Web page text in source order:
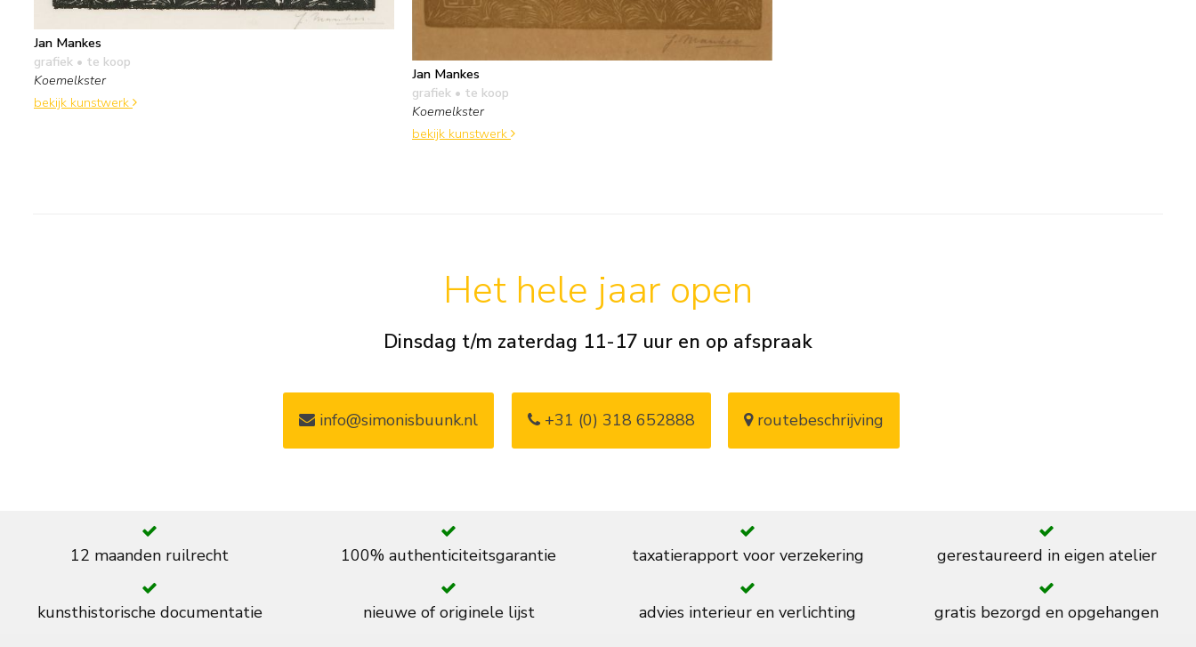
Jan Mankes
grafiek • te koop
Koemelkster
bekijk kunstwerk
Jan Mankes
grafiek • te koop
Koemelkster
bekijk kunstwerk
Het hele jaar open
Dinsdag t/m zaterdag 11-17 uur en op afspraak
info@simonisbuunk.nl +31 (0) 318 652888 routebeschrijving
12 maanden ruilrecht 100% authenticiteitsgarantie taxatierapport voor verzekering gerestaureerd in eigen atelier
kunsthistorische documentatie nieuwe of originele lijst advies interieur en verlichting gratis bezorgd en opgehangen